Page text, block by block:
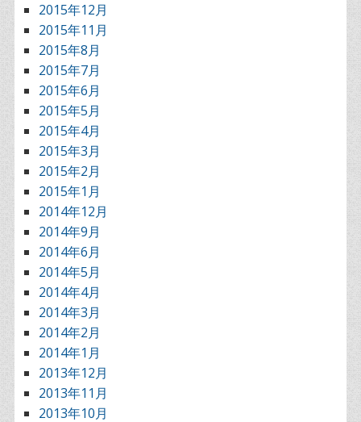
2015年12月
2015年11月
2015年8月
2015年7月
2015年6月
2015年5月
2015年4月
2015年3月
2015年2月
2015年1月
2014年12月
2014年9月
2014年6月
2014年5月
2014年4月
2014年3月
2014年2月
2014年1月
2013年12月
2013年11月
2013年10月